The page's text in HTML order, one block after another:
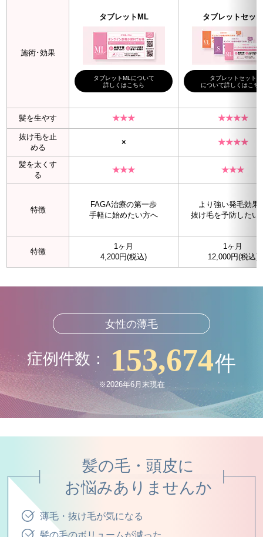
施術･効果
タブレットML
タブレットMLについて
詳しくはこちら
タブレットセット
タブレットセット
について詳しくはこち
髪を生やす ★★★ ★★★★
抜け毛を止
める
× ★★★★
髪を太くす
る
★★★ ★★★
特徴
FAGA治療の第一歩
手軽に始めたい方へ
より強い発毛効果
抜け毛を予防したい
特徴
1ヶ月
4,200円(税込)
1ヶ月
12,000円(税込)
女性の薄毛
症例件数： 153,674件
※2026年6月末現在
髪の毛・頭皮に
お悩みありませんか
薄毛・抜け毛が気になる